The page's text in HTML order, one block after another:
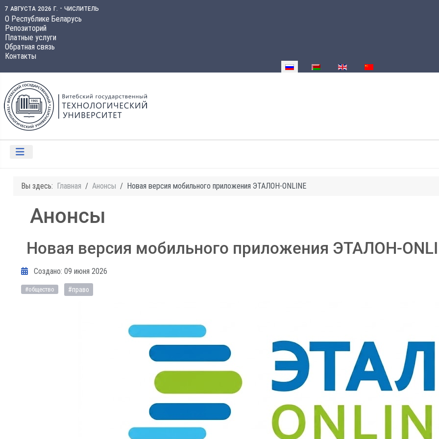
7 августа 2026 г. - числитель
О Республике Беларусь
Репозиторий
Платные услуги
Обратная связь
Контакты
Выберите язык
Вы здесь: Главная Анонсы Новая версия мобильного приложения ЭТАЛОН-ONLINE
Анонсы
Новая версия мобильного приложения ЭТАЛОН-
Информация о материале
Создано: 09 июня 2026
#общество #право